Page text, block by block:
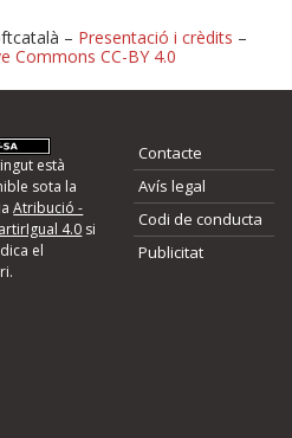
millores o
proposar alguna millora, ompliu els
o l'error del qual voleu informar-
*
– Presentació i crèdits –
Commons CC-BY 4.0
està
sota la
Atribució -
4.0 si
el
Contacte
Avís legal
Codi de conducta
Publicitat